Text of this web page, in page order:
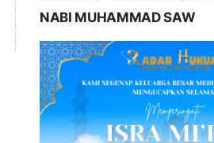
NABI MUHAMMAD SAW